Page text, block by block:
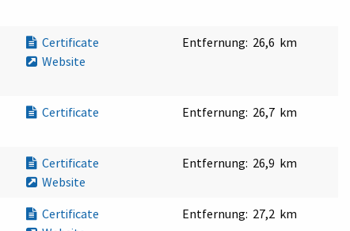
Certificate
Website
Entfernung: 26,6 km
Certificate Entfernung: 26,7 km
Certificate
Website
Entfernung: 26,9 km
Certificate
Entfernung: 27,2 km